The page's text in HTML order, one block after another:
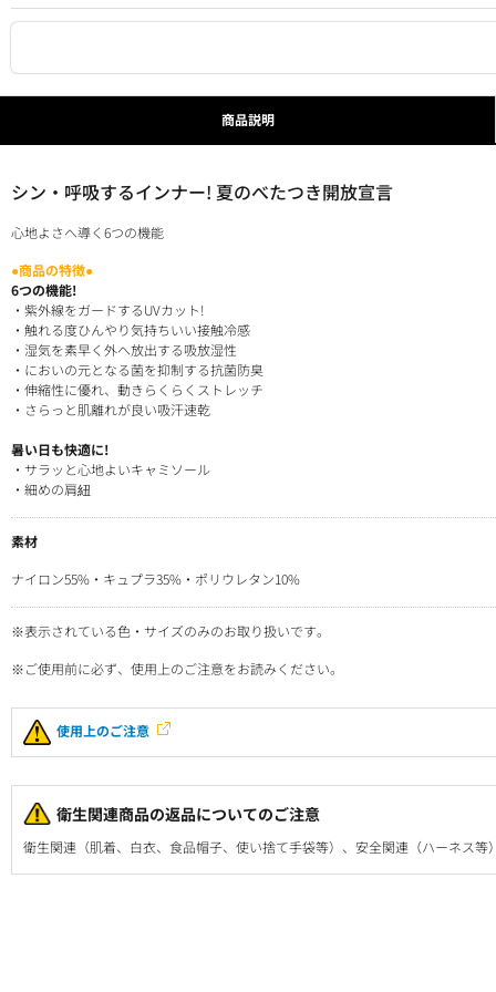
商品説明
シン・呼吸するインナー! 夏のべたつき開放宣言
心地よさへ導く6つの機能
●商品の特徴●
6つの機能!
・紫外線をガードするUVカット!
・触れる度ひんやり気持ちいい接触冷感
・湿気を素早く外へ放出する吸放湿性
・においの元となる菌を抑制する抗菌防臭
・伸縮性に優れ、動きらくらくストレッチ
・さらっと肌離れが良い吸汗速乾
暑い日も快適に!
・サラッと心地よいキャミソール
・細めの肩紐
素材
ナイロン55%・キュプラ35%・ポリウレタン10%
※表示されている色・サイズのみのお取り扱いです。
※ご使用前に必ず、使用上のご注意をお読みください。
使用上のご注意
衛生関連商品の返品についてのご注意
衛生関連（肌着、白衣、食品帽子、使い捨て手袋等）、安全関連（ハーネス